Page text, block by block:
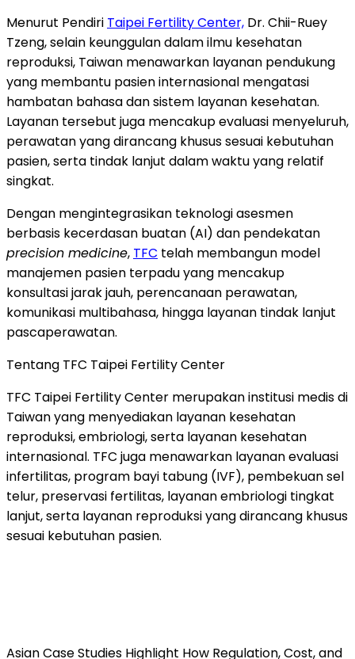
Menurut Pendiri Taipei Fertility Center, Dr. Chii-Ruey
Tzeng, selain keunggulan dalam ilmu kesehatan
reproduksi, Taiwan menawarkan layanan pendukung
yang membantu pasien internasional mengatasi
hambatan bahasa dan sistem layanan kesehatan.
Layanan tersebut juga mencakup evaluasi menyeluruh,
perawatan yang dirancang khusus sesuai kebutuhan
pasien, serta tindak lanjut dalam waktu yang relatif
singkat.
Dengan mengintegrasikan teknologi asesmen
berbasis kecerdasan buatan (AI) dan pendekatan
precision medicine, TFC telah membangun model
manajemen pasien terpadu yang mencakup
konsultasi jarak jauh, perencanaan perawatan,
komunikasi multibahasa, hingga layanan tindak lanjut
pascaperawatan.
Tentang TFC Taipei Fertility Center
TFC Taipei Fertility Center merupakan institusi medis di
Taiwan yang menyediakan layanan kesehatan
reproduksi, embriologi, serta layanan kesehatan
internasional. TFC juga menawarkan layanan evaluasi
infertilitas, program bayi tabung (IVF), pembekuan sel
telur, preservasi fertilitas, layanan embriologi tingkat
lanjut, serta layanan reproduksi yang dirancang khusus
sesuai kebutuhan pasien.
Asian Case Studies Highlight How Regulation, Cost, and